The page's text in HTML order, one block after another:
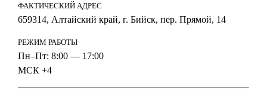
ФАКТИЧЕСКИЙ АДРЕС
659314, Алтайский край, г. Бийск, пер. Прямой, 14
РЕЖИМ РАБОТЫ
Пн–Пт: 8:00 — 17:00
МСК +4